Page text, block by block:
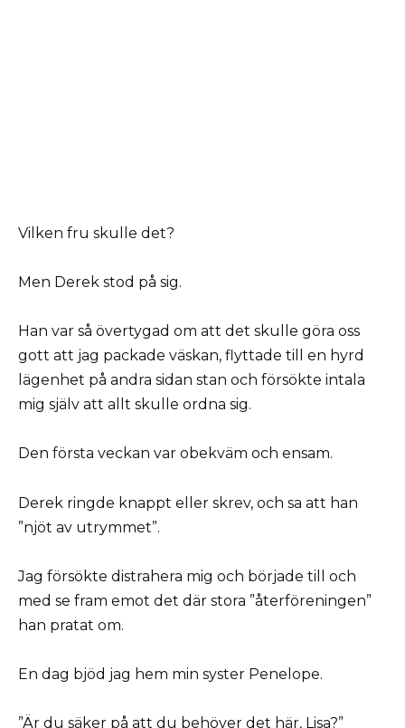
Vilken fru skulle det?
Men Derek stod på sig.
Han var så övertygad om att det skulle göra oss
gott att jag packade väskan, flyttade till en hyrd
lägenhet på andra sidan stan och försökte intala
mig själv att allt skulle ordna sig.
Den första veckan var obekväm och ensam.
Derek ringde knappt eller skrev, och sa att han
”njöt av utrymmet”.
Jag försökte distrahera mig och började till och
med se fram emot det där stora ”återföreningen”
han pratat om.
En dag bjöd jag hem min syster Penelope.
”Är du säker på att du behöver det här, Lisa?”